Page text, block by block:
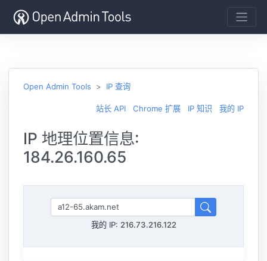
Open Admin Tools IP 查询
站长 API Chrome 扩展 IP 知识 我的 IP
IP 地理位置信息:
184.26.160.65
我的 IP: 216.73.216.122